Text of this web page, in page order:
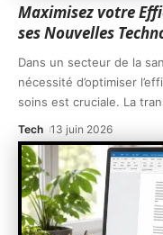
Maximisez votre
ses Nouvelles
Dans un secteur de la
nécessité d’optimiser
soins est cruciale. La
Tech 13 juin 2026